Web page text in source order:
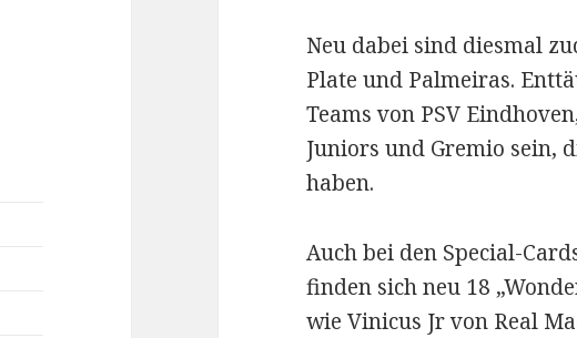
Neu dabei sind diesmal
Plate und Palmeiras.
Teams von PSV
Juniors und Gremio sein,
haben.
Auch bei den Special-
finden sich neu 18
wie Vinicus Jr von Real